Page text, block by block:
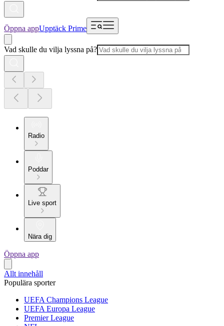
Öppna appUpptäck Prime
Vad skulle du vilja lyssna på?
Radio
Poddar
Live sport
Nära dig
Öppna app
Allt innehåll
Populära sporter
UEFA Champions League
UEFA Europa League
Premier League